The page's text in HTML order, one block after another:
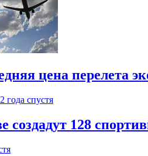
цена перелета
2 года спустя
создадут 128